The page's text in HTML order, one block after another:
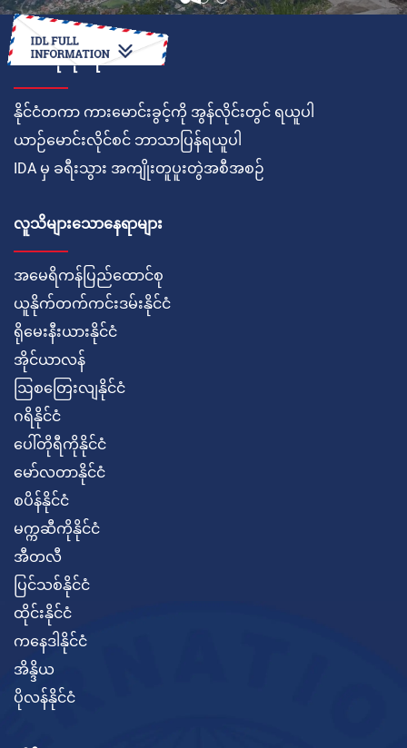
ဘယ်လိုလုပ်ရမလဲ
နိုင်ငံတကာ ကားမောင်းခွင့်ကို အွန်လိုင်းတွင် ရယူပါ
ယာဉ်မောင်းလိုင်စင် ဘာသာပြန်ရယူပါ
IDA မှ ခရီးသွား အကျိုးတူပူးတွဲအစီအစဉ်
လူသိများသောနေရာများ
အမေရိကန်ပြည်ထောင်စု
ယူနိုက်တက်ကင်းဒမ်းနိုင်ငံ
ရိုမေးနီးယားနိုင်ငံ
အိုင်ယာလန်
ဩစတြေးလျနိုင်ငံ
ဂရိနိုင်ငံ
ပေါ်တိုရီကိုနိုင်ငံ
မော်လတာနိုင်ငံ
စပိန်နိုင်ငံ
မက္ကဆီကိုနိုင်ငံ
အီတလီ
ပြင်သစ်နိုင်ငံ
ထိုင်းနိုင်ငံ
ကနေဒါနိုင်ငံ
အိန္ဒိယ
ပိုလန်နိုင်ငံ